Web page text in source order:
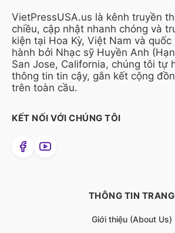
VietPressUSA.us là kênh truyền
chiều, cập nhật nhanh chóng và
kiện tại Hoa Kỳ, Việt Nam và
hành bởi Nhạc sỹ Huyền Anh
San Jose, California, chúng tôi tự
thông tin tin cậy, gắn kết cộng
trên toàn cầu.
KẾT NỐI VỚI CHÚNG TÔI
THÔNG TIN TRANG
Giới thiệu (About Us)